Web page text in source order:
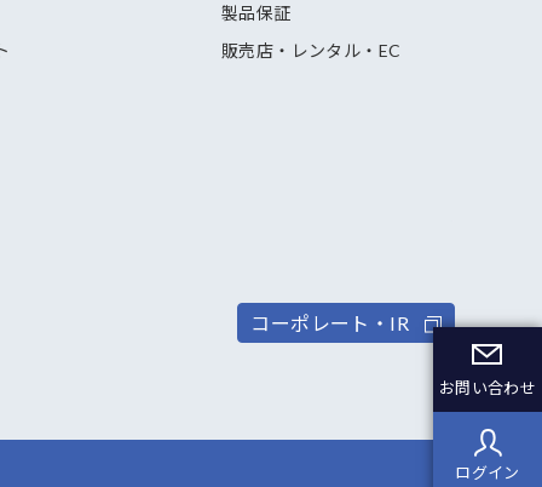
お問い合わせ
ログイン
製品保証
販売店・レンタル・EC
コーポレート・IR